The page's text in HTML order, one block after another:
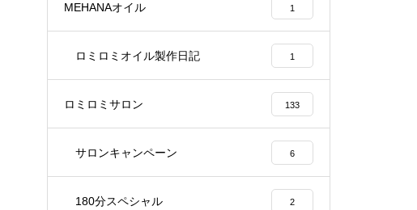
MEHANAオイル 1
ロミロミオイル製作日記 1
ロミロミサロン 133
サロンキャンペーン 6
180分スペシャル 2